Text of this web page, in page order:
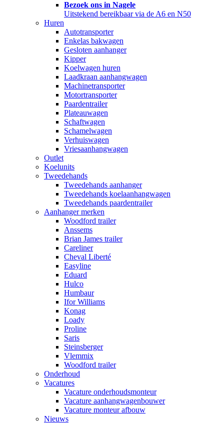
Bezoek ons in Nagele
Uitstekend bereikbaar via de A6 en N50
Huren
Autotransporter
Enkelas bakwagen
Gesloten aanhanger
Kipper
Koelwagen huren
Laadkraan aanhangwagen
Machinetransporter
Motortransporter
Paardentrailer
Plateauwagen
Schaftwagen
Schamelwagen
Verhuiswagen
Vriesaanhangwagen
Outlet
Koelunits
Tweedehands
Tweedehands aanhanger
Tweedehands koelaanhangwagen
Tweedehands paardentrailer
Aanhanger merken
Woodford trailer
Anssems
Brian James trailer
Careliner
Cheval Liberté
Easyline
Eduard
Hulco
Humbaur
Ifor Williams
Konag
Loady
Proline
Saris
Steinsberger
Vlemmix
Woodford trailer
Onderhoud
Vacatures
Vacature onderhoudsmonteur
Vacature aanhangwagenbouwer
Vacature monteur afbouw
Nieuws